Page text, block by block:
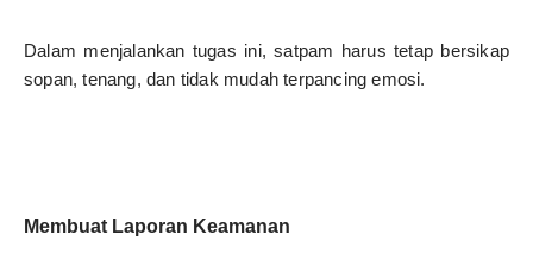
Dalam menjalankan tugas ini, satpam harus tetap bersikap
sopan, tenang, dan tidak mudah terpancing emosi.
Membuat Laporan Keamanan